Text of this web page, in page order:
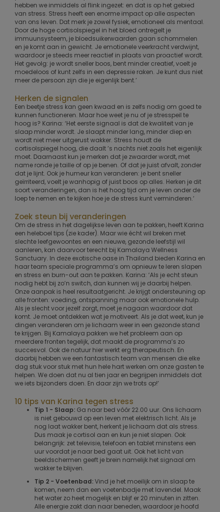
hebben we inmiddels al flink ingezet: en dat is op het gebied
van stress. Stress heeft een enorme impact op alle aspecten
van ons leven. Dat merk je zowel fysiek, emotioneel als mentaal.
Door de hoge cortisolspiegel in het bloed ontregelt je
immuunsysteem, je bloedsuikerwaarden gaan schommelen
en je komt aan in gewicht. Je emotionele veerkracht verdwijnt,
waardoor je steeds meer reactief in plaats van proactief wordt.
Het gevolg: je wordt sneller boos, bent minder creatief, voelt je
moedeloos of kunt zelfs in een depressie raken. Je kunt dus niet
meer de persoon zijn die je eigenlijk bent.’
Herken de signalen
Een beetje stress kan geen kwaad en is zelfs nodig om goed te
kunnen functioneren. Maar hoe weet je nu of je stresspeil te
hoog is? Karina: ‘Het eerste signaal is dat de kwaliteit van je
slaap minder wordt. Je slaapt minder lang, minder diep en
wordt niet meer uitgerust wakker. Stress houdt de
cortisolspiegel hoog, die daalt ’s nachts niet zoals het eigenlijk
moet. Daarnaast kun je merken dat je zwaarder wordt, met
name ronde je taille of op je benen. Of dat je juist afvalt, zonder
dat je lijnt. Ook je humeur kan veranderen: je bent sneller
geïrriteerd, voelt je wanhopig of juist boos op alles. Herken je dit
soort veranderingen, dan is het hoog tijd om je leven onder de
loep te nemen en te kijken hoe je de stress kunt verminderen.’
Zoek steun bij veranderingen
Om de stress in het dagelijkse leven aan te pakken, heeft Karina
een heleboel tips (zie kader). Maar wie écht wil breken met
slechte leefgewoontes en een nieuwe, gezonde leefstijl wil
aanleren, kan daarvoor terecht bij Kamalaya Wellness
Sanctuary. In deze exotische oase in Thailand bieden Karina en
haar team speciale programma’s om opnieuw te leren slapen
en stress en burn-out aan te pakken. Karina: ‘Als je echt steun
nodig hebt bij zo’n switch, dan kunnen wij je daarbij helpen.
Onze aanpak is heel resultaatgericht. Je krijgt ondersteuning op
alle fronten: voeding, ontspanning maar ook emotionele hulp.
Als je slecht voor jezelf zorgt, moet je nagaan waardoor dat
komt. Je moet ontdekken wat je motiveert. Als je dat weet, kun je
dingen veranderen om je lichaam weer in een gezonde stand
te krijgen. Bij Kamalaya pakken we het probleem aan op
meerdere fronten tegelijk, dat maakt de programma’s zo
succesvol. Ook de natuur hier werkt erg therapeutisch. En
daarbij hebben we een fantastisch team van mensen die elke
dag stuk voor stuk met hun hele hart werken om onze gasten te
helpen. We doen dat nu al tien jaar en begrijpen inmiddels dat
we iets bijzonders doen. En daar zijn we trots op!’
10 tips van Karina tegen stress
Tip 1 - Slaap: Ga naar bed vóór 22.00 uur. Ons lichaam
is niet gebouwd op een leven met elektrisch licht. Als je
nog laat wakker bent, herkent je lichaam dat als stress.
Dus maak je cortisol aan en kun je niet slapen. Ook
belangrijk: zet televisie, telefoon en tablet minstens een
uur voordat je naar bed gaat uit. Ook het licht van
beeldschermen geeft je brein namelijk het signaal om
wakker te blijven.
Tip 2 - Voetenbad:Vind je het moeilijk om in slaap te
komen, neem dan een voetenbadje met lavendel. Maak
het water zo heet mogelijk en blijf er 20 minuten in zitten.
Alle energie zakt dan naar beneden, waardoor je hoofd